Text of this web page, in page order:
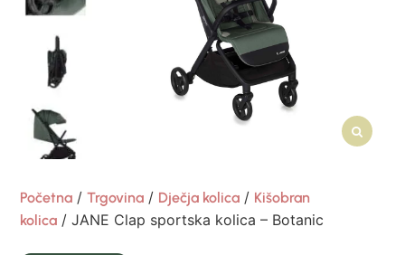
Početna /Trgovina / Dječja kolica / Kišobran
kolica / JANE Clap sportska kolica – Botanic